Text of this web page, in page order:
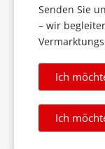
Senden Sie
– wir
Ich
Ich